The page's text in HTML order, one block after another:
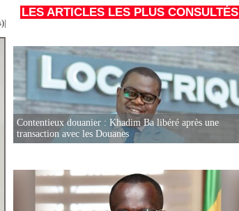
LES ARTICLES LES PLUS CONSULTÉS
Contentieux douanier : Khadim Ba libéré après une
transaction avec les Douanes